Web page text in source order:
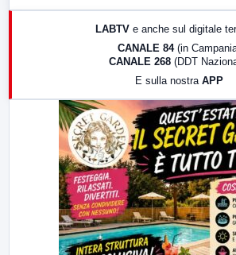
17:00
LABTV e anche sul digitale
CANALE 84 (in
CANALE 268 (DDT
E sulla nostra APP